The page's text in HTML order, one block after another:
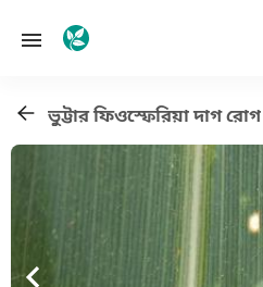
ভুট্টার ফিওস্ফেরিয়া দাগ রোগ